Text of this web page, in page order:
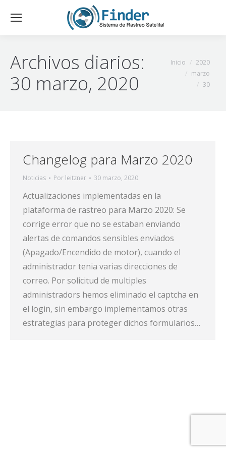
Archivos diarios:
30 marzo, 2020
Estás aquí:
Inicio
2020
marzo
30
Changelog para Marzo 2020
Noticias Por leitzner 30 marzo, 2020
Actualizaciones implementadas en la
plataforma de rastreo para Marzo 2020: Se
corrige error que no se estaban enviando
alertas de comandos sensibles enviados
(Apagado/Encendido de motor), cuando el
administrador tenia varias direcciones de
correo. Por solicitud de multiples
administradors hemos eliminado el captcha en
el login, sin embargo implementamos otras
estrategias para proteger dichos formularios…